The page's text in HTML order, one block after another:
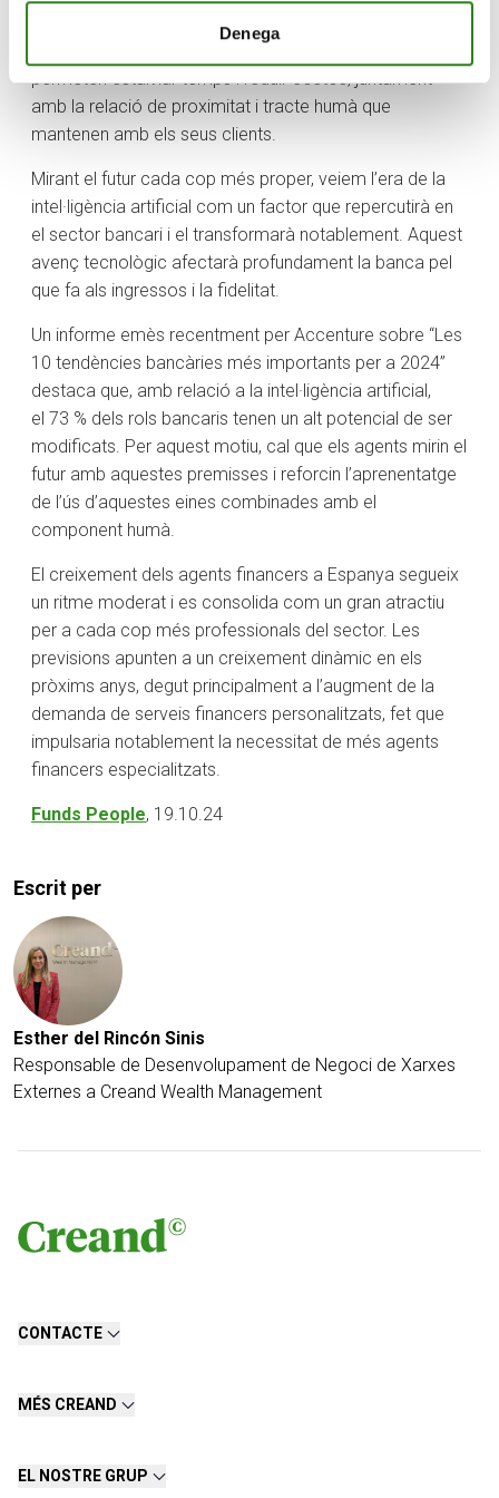
Denega
fidelització. Aquests professionals entenen el valor
afegit que suposen les eines automatitzades que
permeten estalviar temps i reduir costos, juntament
amb la relació de proximitat i tracte humà que
mantenen amb els seus clients.
Mirant el futur cada cop més proper, veiem l’era de la
intel·ligència artificial com un factor que repercutirà en
el sector bancari i el transformarà notablement. Aquest
avenç tecnològic afectarà profundament la banca pel
que fa als ingressos i la fidelitat.
Un informe emès recentment per Accenture sobre “Les
10 tendències bancàries més importants per a 2024”
destaca que, amb relació a la intel·ligència artificial,
el 73 % dels rols bancaris tenen un alt potencial de ser
modificats. Per aquest motiu, cal que els agents mirin el
futur amb aquestes premisses i reforcin l’aprenentatge
de l’ús d’aquestes eines combinades amb el
component humà.
El creixement dels agents financers a Espanya segueix
un ritme moderat i es consolida com un gran atractiu
per a cada cop més professionals del sector. Les
previsions apunten a un creixement dinàmic en els
pròxims anys, degut principalment a l’augment de la
demanda de serveis financers personalitzats, fet que
impulsaria notablement la necessitat de més agents
financers especialitzats.
Funds People, 19.10.24
Escrit per
Esther del Rincón Sinis
Responsable de Desenvolupament de Negoci de Xarxes
Externes a Creand Wealth Management
CONTACTE
MÉS CREAND
EL NOSTRE GRUP